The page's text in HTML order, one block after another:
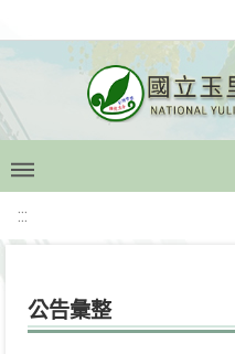
:::
公告彙整